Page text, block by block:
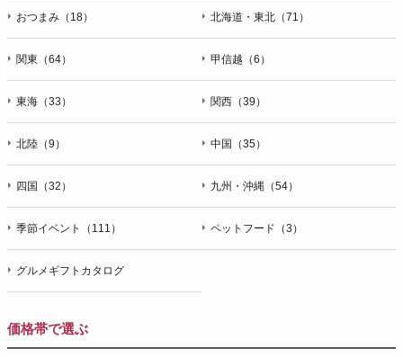
おつまみ（18） 北海道・東北（71）
関東（64） 甲信越（6）
東海（33） 関西（39）
北陸（9） 中国（35）
四国（32） 九州・沖縄（54）
季節イベント（111） ペットフード（3）
グルメギフトカタログ
価格帯で選ぶ